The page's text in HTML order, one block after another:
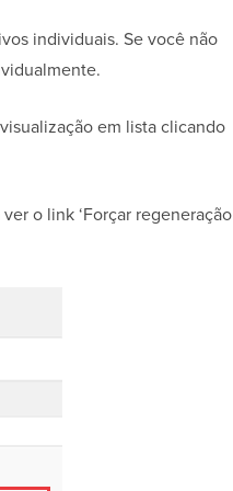
individuais. Se você não
em lista clicando
o link ‘Forçar regeneração